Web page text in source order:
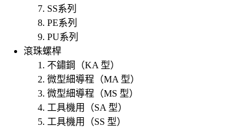
SS系列
PE系列
PU系列
滾珠螺桿
不鏽鋼（KA 型）
微型細導程（MA 型）
微型細導程（MS 型）
工具機用（SA 型）
工具機用（SS 型）